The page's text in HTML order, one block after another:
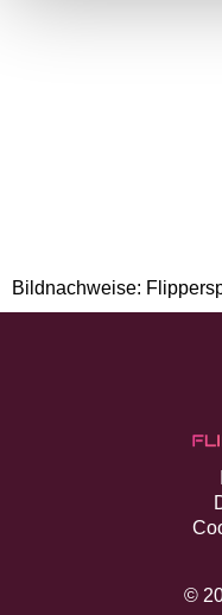
Bildnachweise:
©